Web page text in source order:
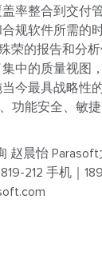
率整合到交付
规软件所需的
荣的报告和分
中的质量视图
今最具战略性
功能安全、敏
赵晨怡
212 手机｜